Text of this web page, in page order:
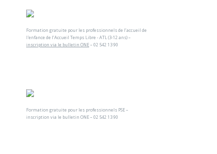
Formation gratuite pour les professionnels de l’accueil de
l'enfance de l’Accueil Temps Libre - ATL (3-12 ans) –
inscription via le bulletin ONE– 02 542 13 90
Formation gratuite pour les professionnels PSE –
inscription via le bulletin ONE – 02 542 13 90